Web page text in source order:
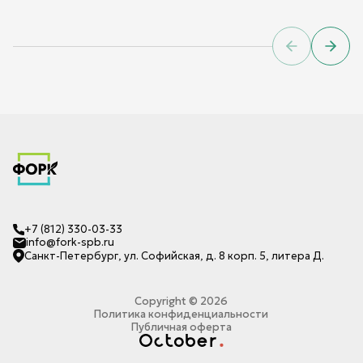
Previous
Next
+7 (812) 330-03-33
info@fork-spb.ru
Санкт-Петербург, ул. Софийская, д. 8 корп. 5, литера Д.
Copyright © 2026
Политика конфиденциальности
Публичная оферта